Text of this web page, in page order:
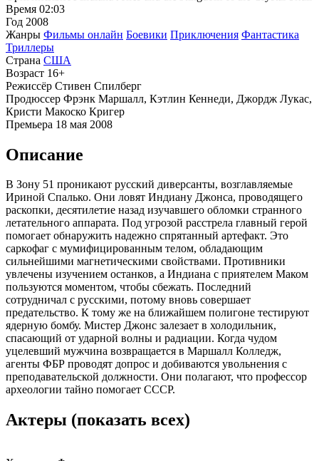
Время 02:03
Год 2008
Жанры Фильмы онлайн Боевики Приключения Фантастика
Триллеры
Страна США
Возраст 16+
Режиссёр Стивен Спилберг
Продюссер Фрэнк Маршалл, Кэтлин Кеннеди, Джордж Лукас,
Кристи Макоско Кригер
Премьера 18 мая 2008
Описание
В Зону 51 проникают русский диверсанты, возглавляемые
Ириной Спалько. Они ловят Индиану Джонса, проводящего
раскопки, десятилетие назад изучавшего обломки странного
летательного аппарата. Под угрозой расстрела главный герой
помогает обнаружить надежно спрятанный артефакт. Это
саркофаг с мумифицированным телом, обладающим
сильнейшими магнетическими свойствами. Противники
увлечены изучением останков, а Индиана с приятелем Маком
пользуются моментом, чтобы сбежать. Последний
сотрудничал с русскими, потому вновь совершает
предательство. К тому же на ближайшем полигоне тестируют
ядерную бомбу. Мистер Джонс залезает в холодильник,
спасающий от ударной волны и радиации. Когда чудом
уцелевший мужчина возвращается в Маршалл Колледж,
агенты ФБР проводят допрос и добиваются увольнения с
преподавательской должности. Они полагают, что профессор
археологии тайно помогает СССР.
Актеры (показать всех)